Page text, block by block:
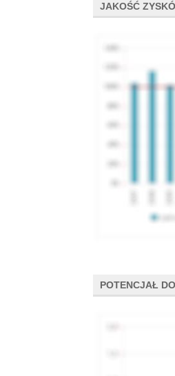
JAKOŚĆ
POTENCJAŁ